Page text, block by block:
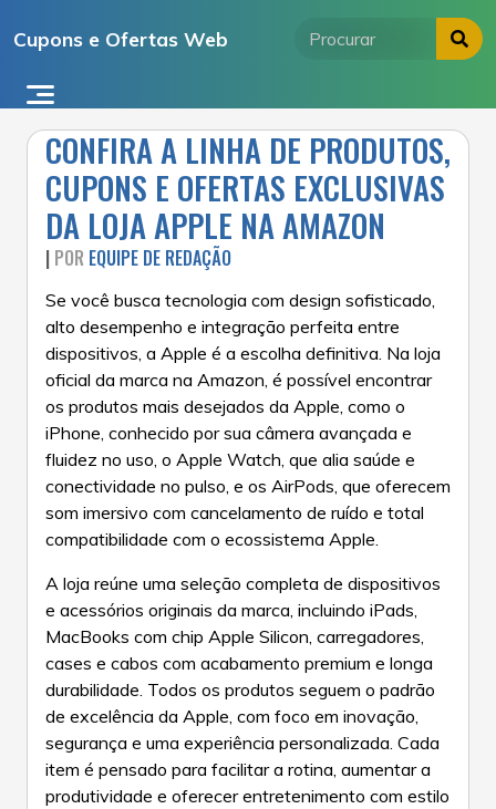
para
conteúdo
Cupons e Ofertas Web
CONFIRA A LINHA DE PRODUTOS,
CUPONS E OFERTAS EXCLUSIVAS
DA LOJA APPLE NA AMAZON
| POR EQUIPE DE REDAÇÃO
Se você busca tecnologia com design sofisticado,
alto desempenho e integração perfeita entre
dispositivos, a Apple é a escolha definitiva. Na loja
oficial da marca na Amazon, é possível encontrar
os produtos mais desejados da Apple, como o
iPhone, conhecido por sua câmera avançada e
fluidez no uso, o Apple Watch, que alia saúde e
conectividade no pulso, e os AirPods, que oferecem
som imersivo com cancelamento de ruído e total
compatibilidade com o ecossistema Apple.
A loja reúne uma seleção completa de dispositivos
e acessórios originais da marca, incluindo iPads,
MacBooks com chip Apple Silicon, carregadores,
cases e cabos com acabamento premium e longa
durabilidade. Todos os produtos seguem o padrão
de excelência da Apple, com foco em inovação,
segurança e uma experiência personalizada. Cada
item é pensado para facilitar a rotina, aumentar a
produtividade e oferecer entretenimento com estilo